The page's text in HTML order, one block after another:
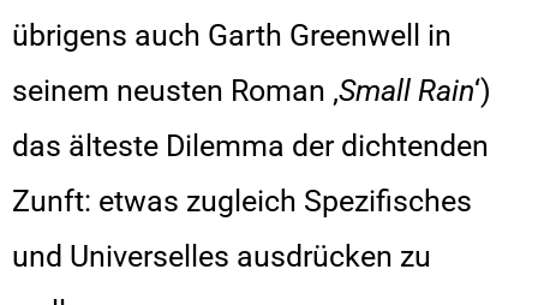
übrigens auch Garth Greenwell in
seinem neusten Roman ‚Small Rain‘)
das älteste Dilemma der dichtenden
Zunft: etwas zugleich Spezifisches
und Universelles ausdrücken zu